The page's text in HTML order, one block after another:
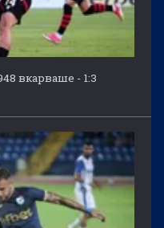
вкарваше - 1:3